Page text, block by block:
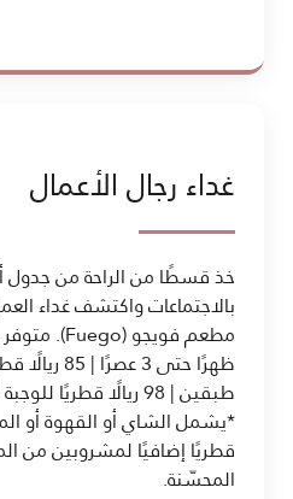
غداء رجال الأعمال
خذ قسطًا من الراحة من جدول
بالاجتماعات واكتشف غداء
ظهرًا حتى 3
طبقين | 98 ريالًا
قطريًا إضافيًا لمشروبين من
المحسّنة.